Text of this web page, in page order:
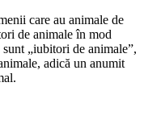
care au animale de
de animale în mod
„iubitori de animale”,
adică un anumit